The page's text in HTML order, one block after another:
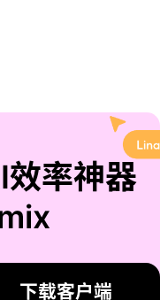
率神器
下载客户端